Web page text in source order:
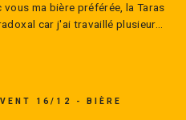
ma bière préférée, la Taras
car j'ai travaillé plusieur...
16/12 - BIÈRE